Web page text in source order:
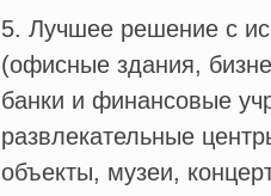
5. Лучшее решение с
(офисные здания,
банки и финансовые
развлекательные
объекты, музеи,